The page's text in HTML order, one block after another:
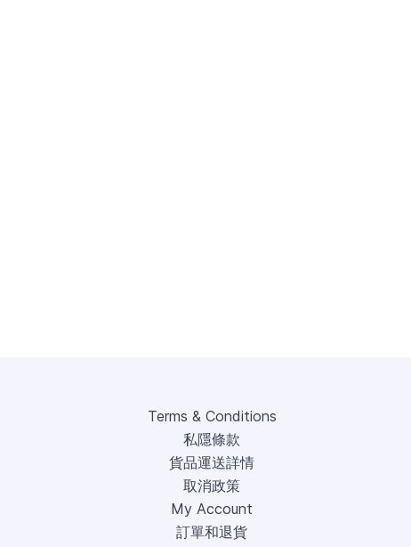
Terms & Conditions
私隱條款
貨品運送詳情
取消政策
My Account
訂單和退貨